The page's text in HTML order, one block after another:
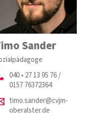
Sander
040 • 27 13 95 76 /
0157 76372364
timo.sander@cvjm-
oberalster.de